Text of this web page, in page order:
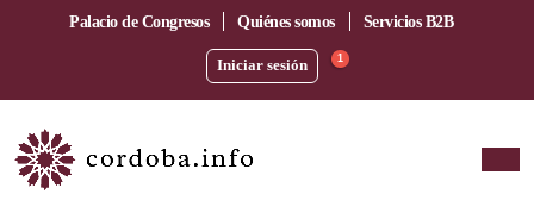
Palacio de Congresos Quiénes somos Servicios B2B
Iniciar sesión 1